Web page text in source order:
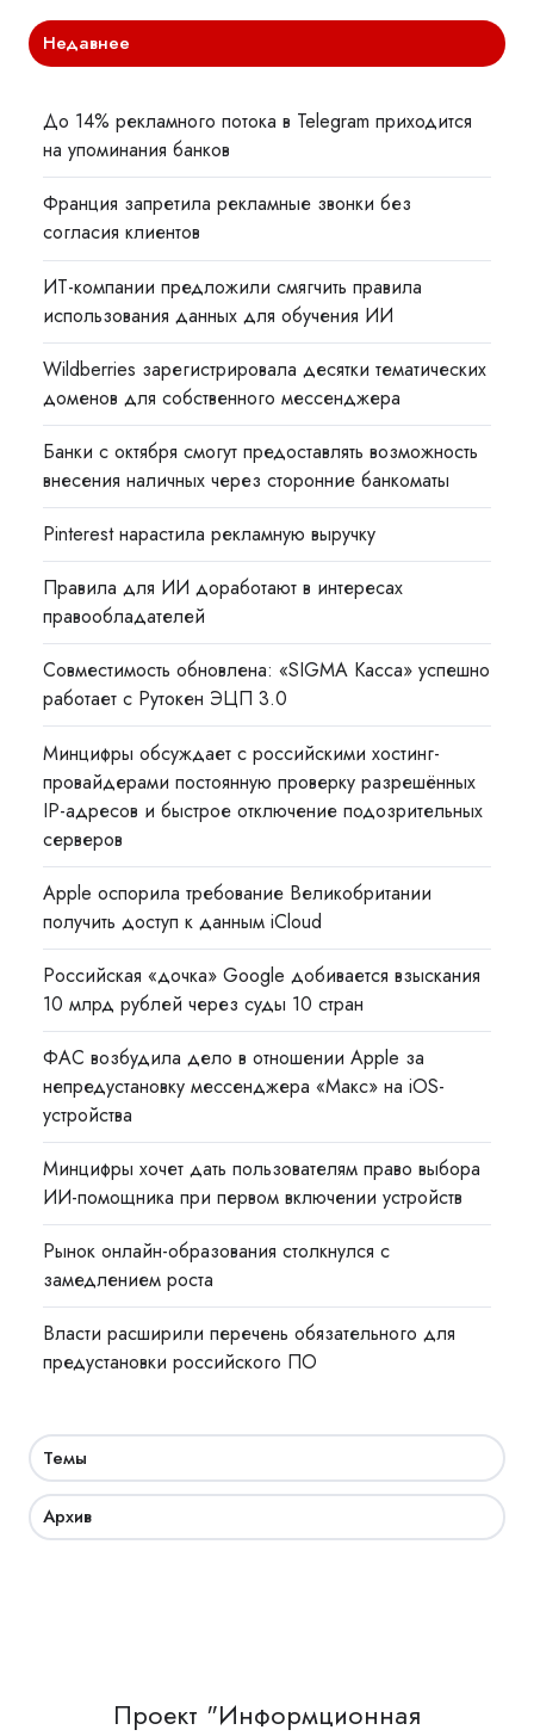
Недавнее
До 14% рекламного потока в Telegram приходится
на упоминания банков
Франция запретила рекламные звонки без
согласия клиентов
ИТ-компании предложили смягчить правила
использования данных для обучения ИИ
Wildberries зарегистрировала десятки тематических
доменов для собственного мессенджера
Банки с октября смогут предоставлять возможность
внесения наличных через сторонние банкоматы
Pinterest нарастила рекламную выручку
Правила для ИИ доработают в интересах
правообладателей
Совместимость обновлена: «SIGMA Касса» успешно
работает с Рутокен ЭЦП 3.0
Минцифры обсуждает с российскими хостинг-
провайдерами постоянную проверку разрешённых
IP-адресов и быстрое отключение подозрительных
серверов
Apple оспорила требование Великобритании
получить доступ к данным iCloud
Российская «дочка» Google добивается взыскания
10 млрд рублей через суды 10 стран
ФАС возбудила дело в отношении Apple за
непредустановку мессенджера «Макс» на iOS-
устройства
Минцифры хочет дать пользователям право выбора
ИИ-помощника при первом включении устройств
Рынок онлайн-образования столкнулся с
замедлением роста
Власти расширили перечень обязательного для
предустановки российского ПО
Темы
Архив
Проект "Информционная